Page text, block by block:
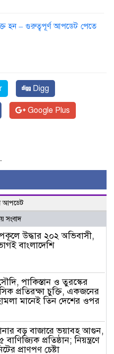
হন – গুরুত্বপূর্ণ আপডেট পেতে
Digg
Google Plus
আপডেট
সংবাদ
উদ্ধার ২০২ অভিবাসী,
বাংলাদেশি
পাকিস্তান ও তুরস্কের
প্রতিরক্ষা চুক্তি, একজনের
মানেই তিন দেশের ওপর
বড় বাজারে ভয়াবহ আগুন,
প্রতিষ্ঠান; নিয়ন্ত্রণে
প্রাণপণ চেষ্টা